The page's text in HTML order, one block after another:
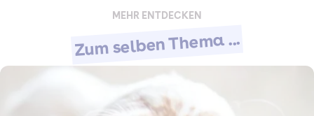
MEHR ENTDECKEN
Zum selben Thema ...